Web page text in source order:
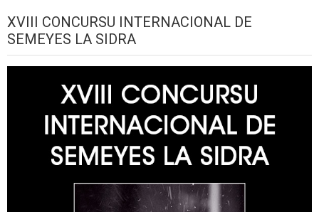
XVIII CONCURSU INTERNACIONAL DE
SEMEYES LA SIDRA